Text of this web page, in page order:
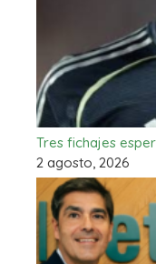
Tres fichajes
2 agosto, 2026